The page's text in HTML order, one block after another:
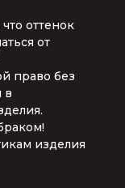
оттенок
от
право без
в
изделия